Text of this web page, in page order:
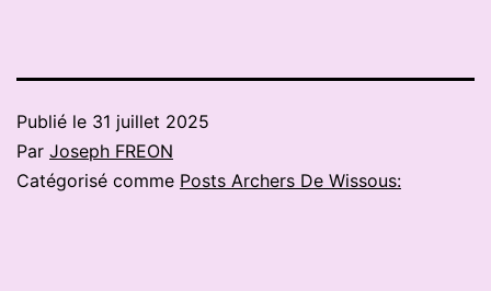
Publié le 31 juillet 2025
Par Joseph FREON
Catégorisé comme Posts Archers De Wissous: